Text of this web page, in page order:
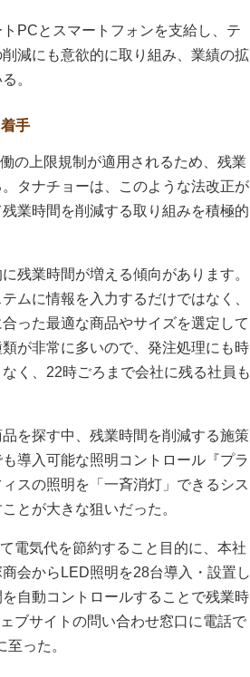
PCとスマートフォンを支給し、テ
減にも意欲的に取り組み、業績の拡
。
手
の上限規制が適用されるため、残業
タナチョーは、このような法改正が
業時間を削減する取り組みを積極的
残業時間が増える傾向があります。
ムに情報を入力するだけではなく、
った最適な商品やサイズを選定して
が非常に多いので、発注処理にも時
く、22時ごろまで会社に残る社員も
を探す中、残業時間を削減する施策
導入可能な照明コントロール『プラ
スの照明を「一斉消灯」できるシス
とが大きな狙いだった。
電気代を節約すること目的に、本社
会からLED照明を28台導入・設置し
自動コントロールすることで残業時
ブサイトの問い合わせ窓口に電話で
った。